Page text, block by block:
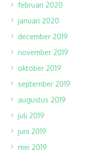
februari 2020
januari 2020
december 2019
november 2019
oktober 2019
september 2019
augustus 2019
juli 2019
juni 2019
mei 2019